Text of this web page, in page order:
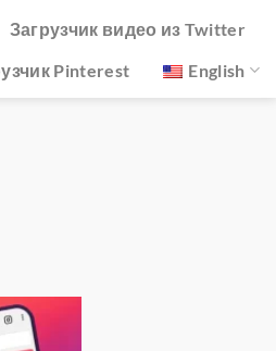
Загрузчик видео из Twitter
Pinterest
English